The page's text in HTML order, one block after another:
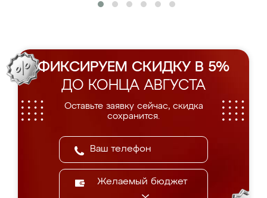
ФИКСИРУЕМ СКИДКУ В 5%
ДО КОНЦА АВГУСТА
Оставьте заявку сейчас, скидка
сохранится.
Желаемый бюджет